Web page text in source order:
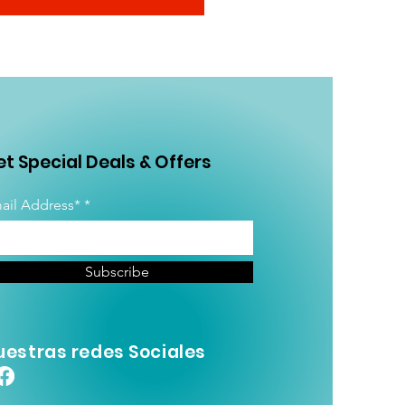
Special Deals & Offers
Address*
Subscribe
redes Sociales